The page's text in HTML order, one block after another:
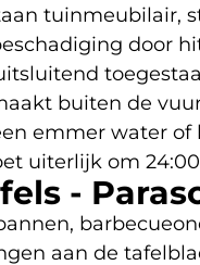
tuinmeubilair,
door
buiten de
emmer water
uiterlijk om
-
aan de